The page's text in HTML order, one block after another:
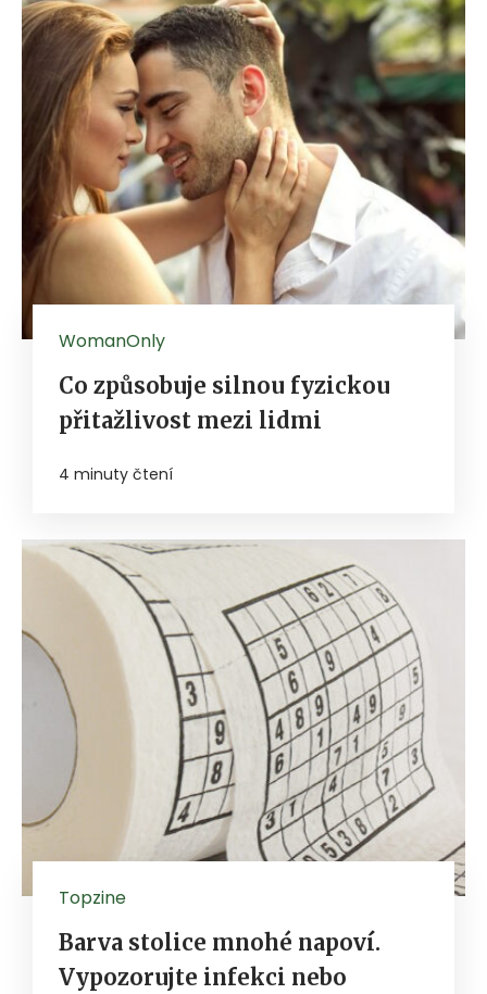
WomanOnly
Co způsobuje silnou fyzickou
přitažlivost mezi lidmi
4 minuty čtení
Topzine
Barva stolice mnohé napoví.
Vypozorujte infekci nebo